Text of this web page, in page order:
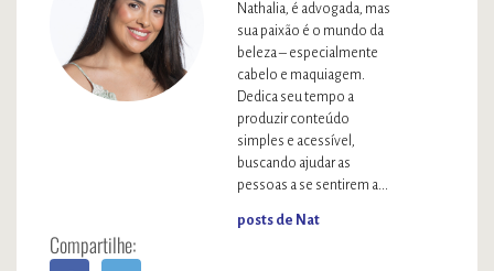
Nathalia, é advogada, mas
sua paixão é o mundo da
beleza – especialmente
cabelo e maquiagem.
Dedica seu tempo a
produzir conteúdo
simples e acessível,
buscando ajudar as
pessoas a se sentirem a...
posts de Nat